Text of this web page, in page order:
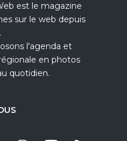
est le magazine
sur le web depuis
l'agenda et
en photos
quotidien.